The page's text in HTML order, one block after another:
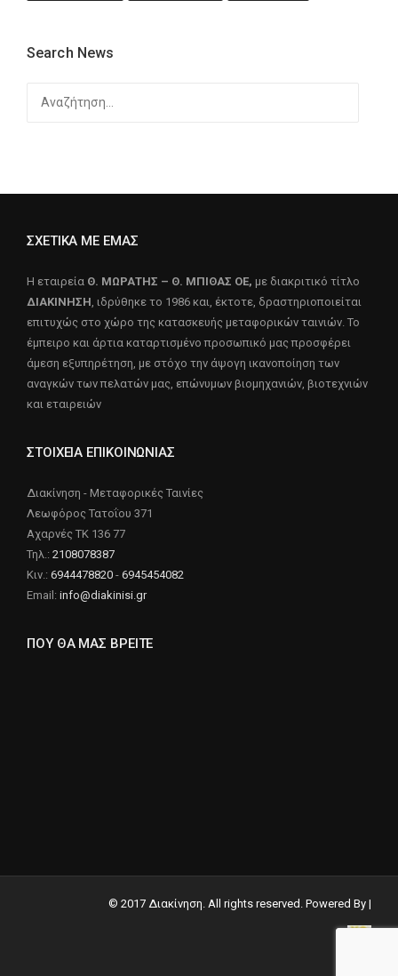
Search News
ΣΧΕΤΙΚΑ ΜΕ ΕΜΑΣ
Η εταιρεία Θ. ΜΩΡΑΤΗΣ – Θ. ΜΠΙΘΑΣ ΟΕ, με διακριτικό τίτλο
ΔΙΑΚΙΝΗΣΗ, ιδρύθηκε το 1986 και, έκτοτε, δραστηριοποιείται
επιτυχώς στο χώρο της κατασκευής μεταφορικών ταινιών. Το
έμπειρο και άρτια καταρτισμένο προσωπικό μας προσφέρει
άμεση εξυπηρέτηση, με στόχο την άψογη ικανοποίηση των
αναγκών των πελατών μας, επώνυμων βιομηχανιών, βιοτεχνιών
και εταιρειών
ΣΤΟΙΧΕΙΑ ΕΠΙΚΟΙΝΩΝΙΑΣ
Διακίνηση - Μεταφορικές Ταινίες
Λεωφόρος Τατοΐου 371
Αχαρνές ΤΚ 136 77
Τηλ.: 2108078387
Κιν.: 6944478820 - 6945454082
Email: info@diakinisi.gr
ΠΟΥ ΘΑ ΜΑΣ ΒΡΕΙΤΕ
© 2017 Διακίνηση. All rights reserved. Powered By |